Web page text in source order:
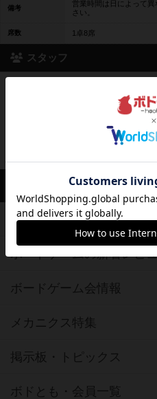
備考
営業時間は日によって
さい。
席数 1卓8席
スタッフ
コメントが登録
ボドゲーマTOP
ボードゲームを検索する
ボードゲームの新着レビ
ボードゲーム会情報
メカニクス特集
掲示板・トピックス
ボドとも・会員一覧